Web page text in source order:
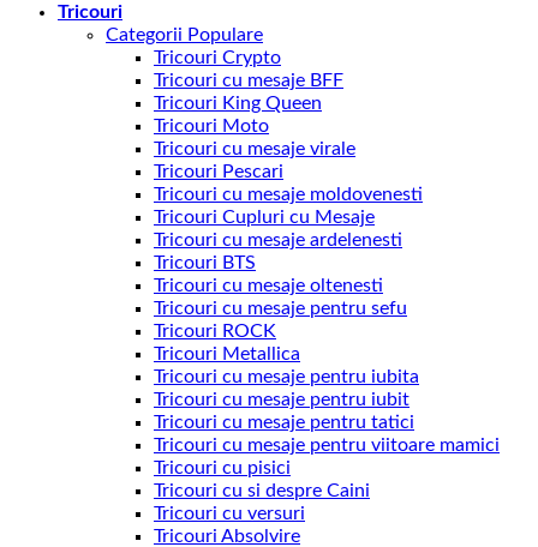
Tricouri
Categorii Populare
Tricouri Crypto
Tricouri cu mesaje BFF
Tricouri King Queen
Tricouri Moto
Tricouri cu mesaje virale
Tricouri Pescari
Tricouri cu mesaje moldovenesti
Tricouri Cupluri cu Mesaje
Tricouri cu mesaje ardelenesti
Tricouri BTS
Tricouri cu mesaje oltenesti
Tricouri cu mesaje pentru sefu
Tricouri ROCK
Tricouri Metallica
Tricouri cu mesaje pentru iubita
Tricouri cu mesaje pentru iubit
Tricouri cu mesaje pentru tatici
Tricouri cu mesaje pentru viitoare mamici
Tricouri cu pisici
Tricouri cu si despre Caini
Tricouri cu versuri
Tricouri Absolvire